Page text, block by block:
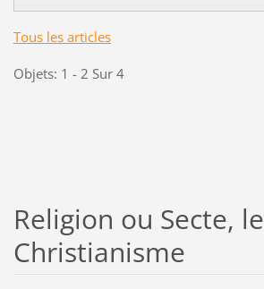
Tous les articles
Objets: 1 - 2 Sur 4
Religion ou Secte, le
Christianisme